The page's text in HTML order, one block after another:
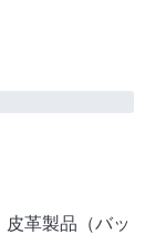
革製品（バッ